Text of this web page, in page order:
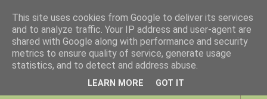
Staffars Seriers Blog
Vi skriver om serienyheter av alla de slag samt om vad som sker i
This site uses cookies from Google to deliver its services
and to analyze traffic. Your IP address and user-agent are
shared with Google along with performance and security
metrics to ensure quality of service, generate usage
statistics, and to detect and address abuse.
LEARN MORE GOT IT